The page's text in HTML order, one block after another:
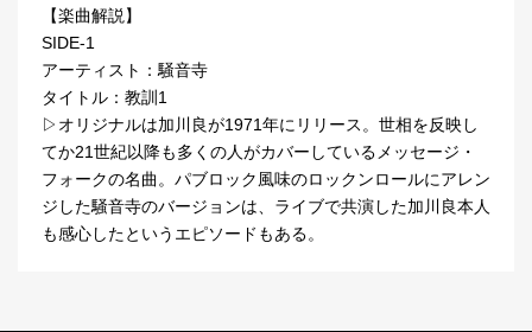
【楽曲解説】
SIDE-1
アーティスト：騒音寺
タイトル：教訓1
▷オリジナルは加川良が1971年にリリース。世相を反映し
てか21世紀以降も多くの人がカバーしているメッセージ・
フォークの名曲。パブロック風味のロックンロールにアレン
ジした騒音寺のバージョンは、ライブで共演した加川良本人
も感心したというエピソードもある。